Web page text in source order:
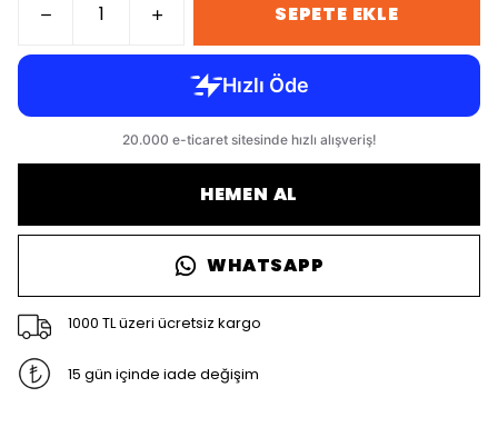
SEPETE EKLE
HEMEN AL
WHATSAPP
1000 TL üzeri ücretsiz kargo
15 gün içinde iade değişim